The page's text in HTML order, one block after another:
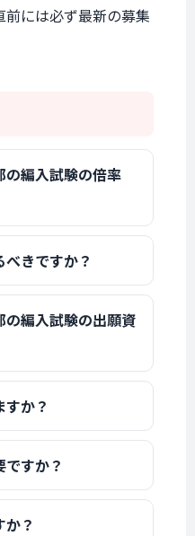
には必ず最新の募集
の編入試験の倍率
きですか？
の編入試験の出願資
か？
すか？
？